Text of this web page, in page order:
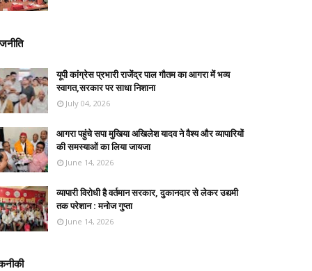
यूपी कांग्रेस प्रभारी राजेंद्र पाल गौतम का आगरा में भव्य
स्वागत,सरकार पर साधा निशाना
July 04, 2026
आगरा पहुंचे सपा मुखिया अखिलेश यादव ने वैश्य और व्यापारियों
की समस्याओं का लिया जायजा
June 14, 2026
व्यापारी विरोधी है वर्तमान सरकार, दुकानदार से लेकर उद्यमी
तक परेशान : मनोज गुप्ता
June 14, 2026